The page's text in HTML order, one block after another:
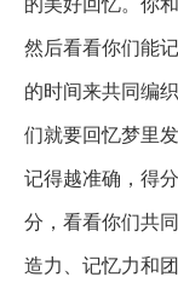
然后看看你们能
的时间来共同编
们就要回忆梦里
记得越准确，得
分，看看你们共
造力、记忆力和